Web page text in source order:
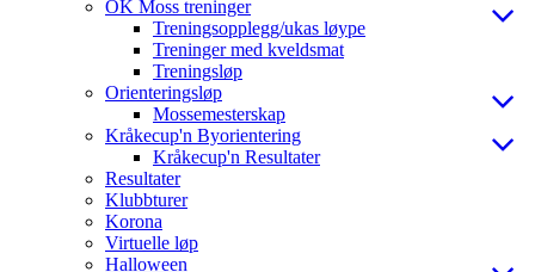
OK Moss treninger
Treningsopplegg/ukas løype
Treninger med kveldsmat
Treningsløp
Orienteringsløp
Mossemesterskap
Kråkecup'n Byorientering
Kråkecup'n Resultater
Resultater
Klubbturer
Korona
Virtuelle løp
Halloween